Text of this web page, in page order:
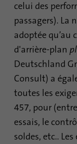
celui des
passagers). La
adoptée qu’au
d'arrière-plan
Deutschland
Consult) a
toutes les
457, pour
essais, le
soldes, etc..
Objetif
Nom
Durée 1
Objetif